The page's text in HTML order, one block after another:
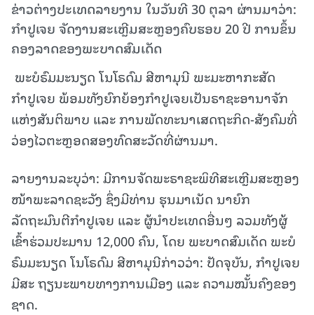
ຂ່າວຕ່າງປະເທດລາຍງານ ໃນວັນທີ 30 ຕຸລາ ຜ່ານມາວ່າ:
ກໍາປູເຈຍ ຈັດງານສະເຫຼີມສະຫຼອງຄົບຮອບ 20 ປີ ການຂຶ້ນ
ຄອງລາດຂອງພະບາດສົມເດັດ
ພະບໍຣົມມະນຽດ ໂນໂຣດົມ ສີຫາມຸນີ ພະມະຫາກະສັດ
ກຳປູເຈຍ ພ້ອມທັງຍົກຍ້ອງກຳປູເຈຍເປັນຣາຊະອານາຈັກ
ແຫ່ງສັນຕິພາບ ແລະ ການພັດທະນາເສດຖະກິດ-ສັງຄົມທີ່
ວ່ອງໄວຕະຫຼອດສອງທົດສະວັດທີ່ຜ່ານມາ.
ລາຍງານລະບຸວ່າ: ມີການຈັດພະຣາຊະພິທີສະເຫຼີມສະຫຼອງ
ໜ້າພະລາດຊະວັງ ຊຶ່ງມີທ່ານ ຮຸນມາເນັດ ນາຍົກ
ລັດຖະມົນຕີກຳປູເຈຍ ແລະ ຜູ້ນຳປະເທດອື່ນໆ ລວມທັງຜູ້
ເຂົ້າຮ່ວມປະມານ 12,000 ຄົນ, ໂດຍ ພະບາດສົມເດັດ ພະບໍ
ຣົມມະນຽດ ໂນໂຣດົມ ສີຫາມຸນີກ່າວວ່າ: ປັດຈຸບັນ, ກຳປູເຈຍ
ມີສະ ຖຽນະພາບທາງການເມືອງ ແລະ ຄວາມໝັ້ນຄົງຂອງ
ຊາດ.